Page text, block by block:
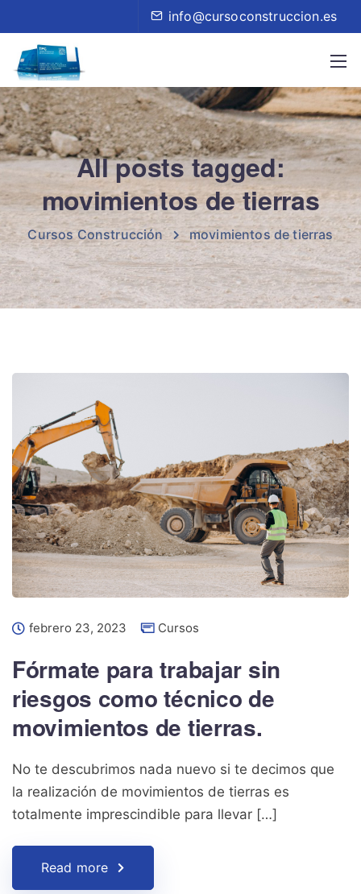
info@cursoconstruccion.es
All posts tagged:
movimientos de tierras
Cursos Construcción movimientos de tierras
febrero 23, 2023 Cursos
Fórmate para trabajar sin
riesgos como técnico de
movimientos de tierras.
No te descubrimos nada nuevo si te decimos que
la realización de movimientos de tierras es
totalmente imprescindible para llevar […]
Read more